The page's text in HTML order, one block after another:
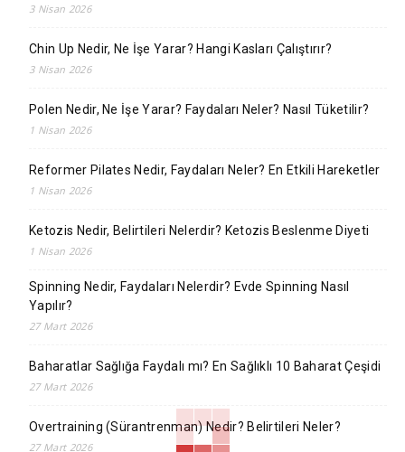
3 Nisan 2026
Chin Up Nedir, Ne İşe Yarar? Hangi Kasları Çalıştırır?
3 Nisan 2026
Polen Nedir, Ne İşe Yarar? Faydaları Neler? Nasıl Tüketilir?
1 Nisan 2026
Reformer Pilates Nedir, Faydaları Neler? En Etkili Hareketler
1 Nisan 2026
Ketozis Nedir, Belirtileri Nelerdir? Ketozis Beslenme Diyeti
1 Nisan 2026
Spinning Nedir, Faydaları Nelerdir? Evde Spinning Nasıl
Yapılır?
27 Mart 2026
Baharatlar Sağlığa Faydalı mı? En Sağlıklı 10 Baharat Çeşidi
27 Mart 2026
Overtraining (Sürantrenman) Nedir? Belirtileri Neler?
27 Mart 2026